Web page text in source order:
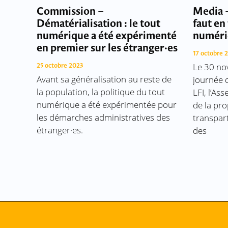
Commission –
Dématérialisation : le tout
numérique a été expérimenté
en premier sur les étranger·es
25 octobre 2023
Avant sa généralisation au reste de
la population, la politique du tout
numérique a été expérimentée pour
les démarches administratives des
étranger·es.
Media
faut
17 octobre
Le 30
journée
LFI,
de la
des